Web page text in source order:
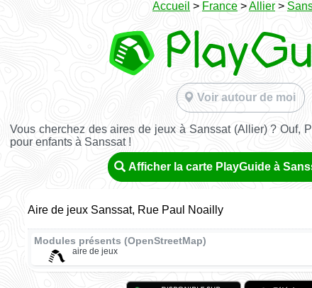
Accueil > France >Allier >
Voir autour de moi
Vous cherchez des aires de jeux à Sanssat (Allier) ? Ouf,
pour enfants à Sanssat !
Afficher la carte PlayGuide à
Aire de jeux Sanssat, Rue Paul Noailly
Modules présents (OpenStreetMap)
aire de jeux